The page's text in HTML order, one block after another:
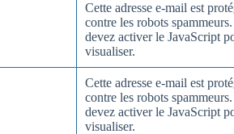
Cette adresse e-mail est
contre les robots
devez activer le JavaScript
visualiser.
Cette adresse e-mail est
contre les robots
devez activer le JavaScript
visualiser.